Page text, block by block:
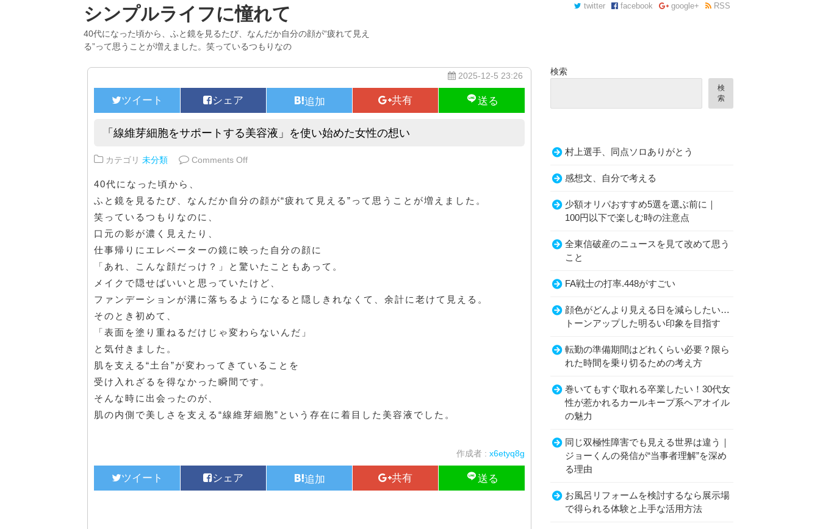
シンプルライフに憧れて
40代になった頃から、ふと鏡を見るたび、なんだか自分の顔が“疲れて見え
る”って思うことが増えました。笑っているつもりなの
twitter facebook google+ RSS
2025-12-5 23:26
「線維芽細胞をサポートする美容液」を使い始めた女性の想い
カテゴリ 未分類 Comments Offon 「線維芽細胞をサポートする美容液」を使い始めた女性の想い
40代になった頃から、
ふと鏡を見るたび、なんだか自分の顔が“疲れて見える”って思うことが増えました。
笑っているつもりなのに、
口元の影が濃く見えたり、
仕事帰りにエレベーターの鏡に映った自分の顔に
「あれ、こんな顔だっけ？」と驚いたこともあって。
メイクで隠せばいいと思っていたけど、
ファンデーションが溝に落ちるようになると隠しきれなくて、余計に老けて見える。
そのとき初めて、
「表面を塗り重ねるだけじゃ変わらないんだ」
と気付きました。
肌を支える“土台”が変わってきていることを
受け入れざるを得なかった瞬間です。
そんな時に出会ったのが、
肌の内側で美しさを支える“線維芽細胞”という存在に着目した美容液でした。
作成者 : x6etyq8g
検索
検
索
村上選手、同点ソロありがとう
感想文、自分で考える
少額オリパおすすめ5選を選ぶ前に｜
100円以下で楽しむ時の注意点
全東信破産のニュースを見て改めて思う
こと
FA戦士の打率.448がすごい
顔色がどんより見える日を減らしたい…
トーンアップした明るい印象を目指す
転勤の準備期間はどれくらい必要？限ら
れた時間を乗り切るための考え方
巻いてもすぐ取れる卒業したい！30代女
性が惹かれるカールキープ系ヘアオイル
の魅力
同じ双極性障害でも見える世界は違う｜
ジョーくんの発信が“当事者理解”を深め
る理由
お風呂リフォームを検討するなら展示場
で得られる体験と上手な活用方法